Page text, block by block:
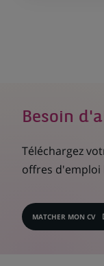
Besoin
Téléchargez
offres d'emploi
MATCHER MON CV
(CE